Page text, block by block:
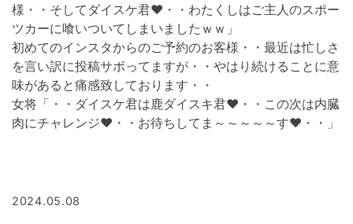
様・・そしてダイスケ君❤・・わたくしはご主人のスポー
ツカーに喰いついてしまいましたｗｗ」
初めてのインスタからのご予約のお客様・・最近は忙しさ
を言い訳に投稿サボってますが・・やはり続けることに意
味があると痛感致しております・・
女将「・・ダイスケ君は鹿ダイスキ君❤・・この次は内臓
肉にチャレンジ❤・・お待ちしてま～～～～～す❤・・」
2024.05.08